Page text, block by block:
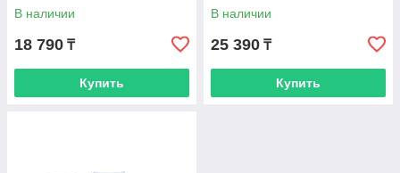
В наличии
18 790 ₸
Купить
В наличии
25 390 ₸
Купить